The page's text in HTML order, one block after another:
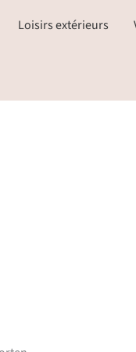
Loisirs extérieurs